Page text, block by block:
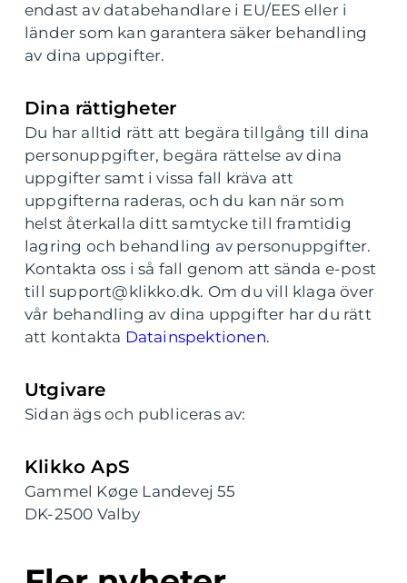
endast av databehandlare i EU/EES eller i
länder som kan garantera säker behandling
av dina uppgifter.
Dina rättigheter
Du har alltid rätt att begära tillgång till dina
personuppgifter, begära rättelse av dina
uppgifter samt i vissa fall kräva att
uppgifterna raderas, och du kan när som
helst återkalla ditt samtycke till framtidig
lagring och behandling av personuppgifter.
Kontakta oss i så fall genom att sända e-post
till support@klikko.dk. Om du vill klaga över
vår behandling av dina uppgifter har du rätt
att kontakta Datainspektionen.
Utgivare
Sidan ägs och publiceras av:
Klikko ApS
Gammel Køge Landevej 55
DK-2500 Valby